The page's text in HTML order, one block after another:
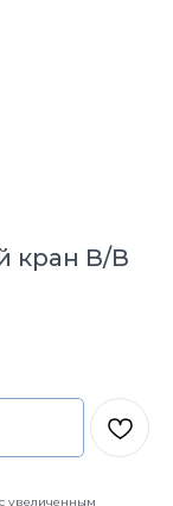
кран В/В
увеличенным